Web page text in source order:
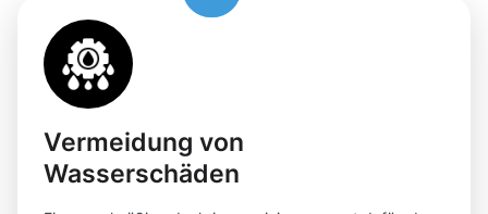
Vermeidung von
Wasserschäden